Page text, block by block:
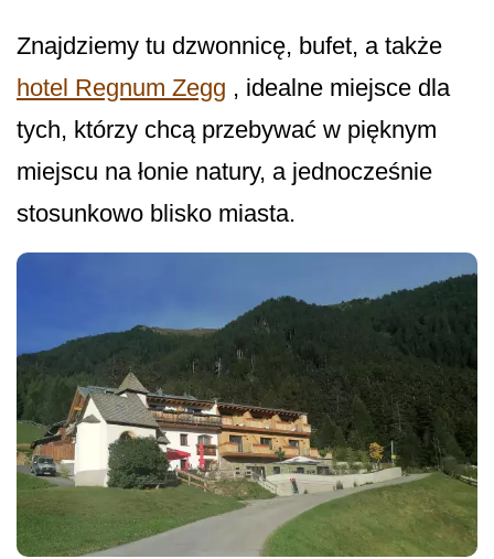
Znajdziemy tu dzwonnicę, bufet, a także
hotel Regnum Zegg , idealne miejsce dla
tych, którzy chcą przebywać w pięknym
miejscu na łonie natury, a jednocześnie
stosunkowo blisko miasta.